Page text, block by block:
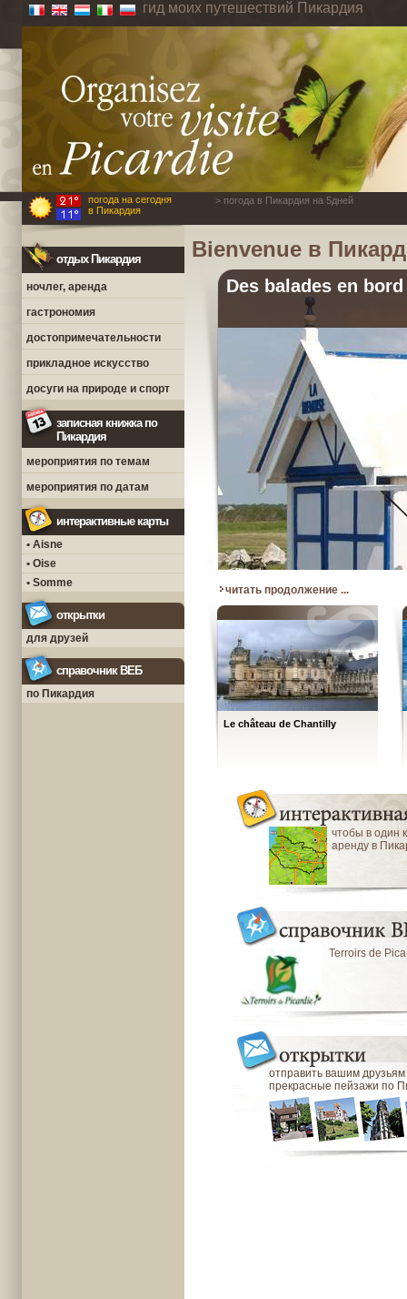
гид моих путешествий Пикардия
погода на сегодня
в Пикардия
> погода в Пикардия на 5дней
отдых Пикардия
ночлег, аренда
гастрономия
достопримечательности
прикладное искусство
досуги на природе и спорт
записная книжка по
Пикардия
мероприятия по темам
мероприятия по датам
интерактивные карты
• Aisne
• Oise
• Somme
открытки
для друзей
справочник ВЕБ
по Пикардия
Bienvenue в
Des balades en
читать продолжение ...
Le château de Chantilly
чтобы в один
аренду в
Terroirs de
отправить вашим друзьям
прекрасные пейзажи по